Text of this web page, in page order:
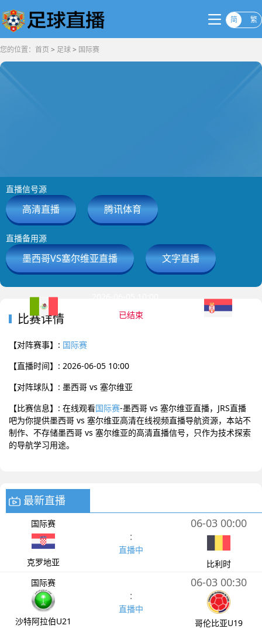
简 繁
您的位置： 首页 > 足球> 国际赛
已结束
直播信号源
高清直播 腾讯体育
直播备用源
墨西哥VS塞尔维亚直播 文字直播
比赛详情
【对阵赛事】: 国际赛
【直播时间】: 2026-06-05 10:00
【对阵球队】: 墨西哥 vs 塞尔维亚
【比赛信息】: 在线观看国际赛-墨西哥 vs 塞尔维亚直播，JRS直播
吧为你提供墨西哥 vs 塞尔维亚高清在线视频直播导航资源，本站不
制作、不存储墨西哥 vs 塞尔维亚的高清直播信号，只作为技术探索
的导航学习用途。
最新直播
国际赛
克罗地亚
:
直播中
06-03 00:00
比利时
国际赛
沙特阿拉伯U21
:
直播中
06-03 00:30
哥伦比亚U19